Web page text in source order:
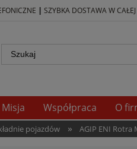
| SZYBKA DOSTAWA W CAŁEJ
Misja Współpraca O
pojazdów » AGIP ENI Rotra